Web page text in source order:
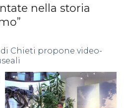
nella storia
Chieti propone video-